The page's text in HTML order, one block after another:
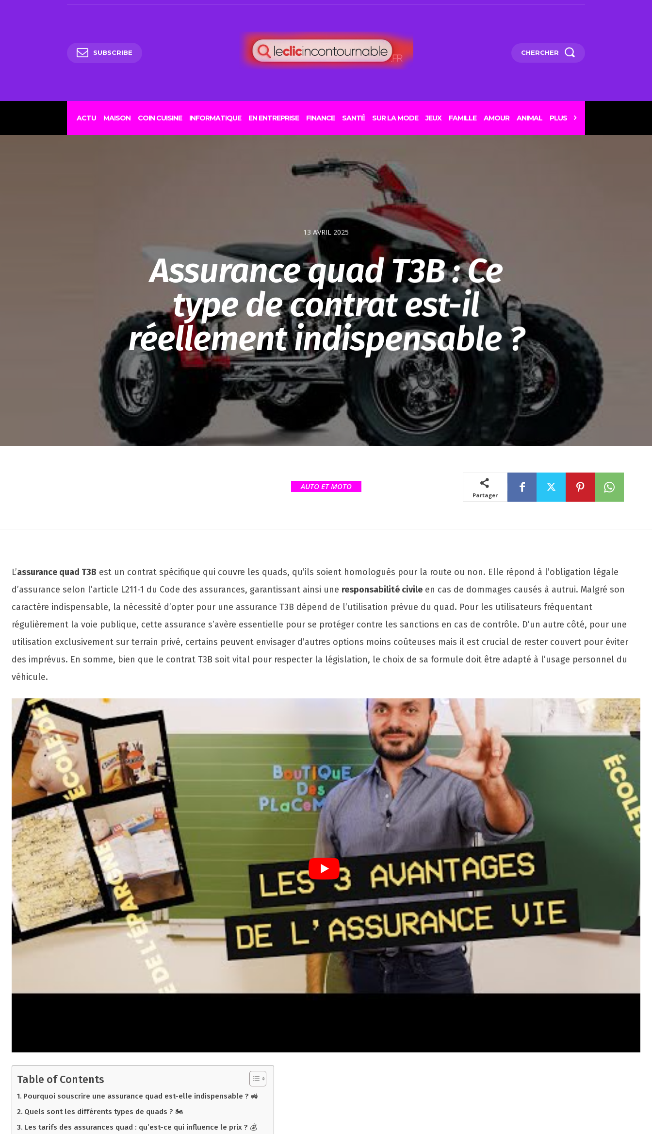
SUBSCRIBE CHERCHER
ACTU MAISON COIN CUISINE INFORMATIQUE EN ENTREPRISE FINANCE SANTÉ SUR LA MODE JEUX FAMILLE AMOUR ANIMAL PLUS
13 AVRIL 2025
Assurance quad T3B : Ce
type de contrat est-il
réellement indispensable ?
AUTO ET MOTO
Partager
L’assurance quad T3B est un contrat spécifique qui couvre les quads, qu’ils soient homologués pour la route ou non. Elle répond à l’obligation légale
d’assurance selon l’article L211-1 du Code des assurances, garantissant ainsi une responsabilité civile en cas de dommages causés à autrui. Malgré son
caractère indispensable, la nécessité d’opter pour une assurance T3B dépend de l’utilisation prévue du quad. Pour les utilisateurs fréquentant
régulièrement la voie publique, cette assurance s’avère essentielle pour se protéger contre les sanctions en cas de contrôle. D’un autre côté, pour une
utilisation exclusivement sur terrain privé, certains peuvent envisager d’autres options moins coûteuses mais il est crucial de rester couvert pour éviter
des imprévus. En somme, bien que le contrat T3B soit vital pour respecter la législation, le choix de sa formule doit être adapté à l’usage personnel du
véhicule.
Table of Contents
Pourquoi souscrire une assurance quad est-elle indispensable ? 🚜
Quels sont les différents types de quads ? 🏍️
Les tarifs des assurances quad : qu’est-ce qui influence le prix ? 💰